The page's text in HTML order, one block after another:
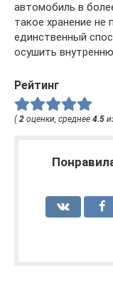
автомобиль в
такое хранение
единственный
осушить
Рейтинг
(2 оценки, среднее 4.5